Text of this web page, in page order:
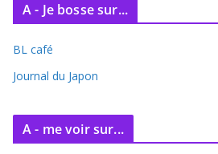
A - Je bosse sur...
BL café
Journal du Japon
A - me voir sur...